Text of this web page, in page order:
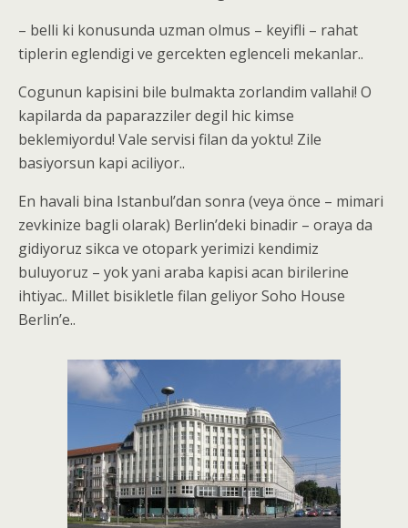
– belli ki konusunda uzman olmus – keyifli – rahat
tiplerin eglendigi ve gercekten eglenceli mekanlar..
Cogunun kapisini bile bulmakta zorlandim vallahi! O
kapilarda da paparazziler degil hic kimse
beklemiyordu! Vale servisi filan da yoktu! Zile
basiyorsun kapi aciliyor..
En havali bina Istanbul’dan sonra (veya önce – mimari
zevkinize bagli olarak) Berlin’deki binadir – oraya da
gidiyoruz sikca ve otopark yerimizi kendimiz
buluyoruz – yok yani araba kapisi acan birilerine
ihtiyac.. Millet bisikletle filan geliyor Soho House
Berlin’e..